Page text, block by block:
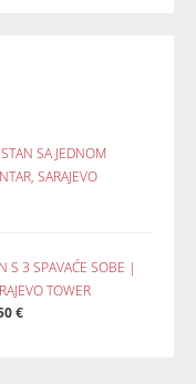
SA JEDNOM
SARAJEVO
S 3 SPAVAĆE SOBE |
TOWER
€